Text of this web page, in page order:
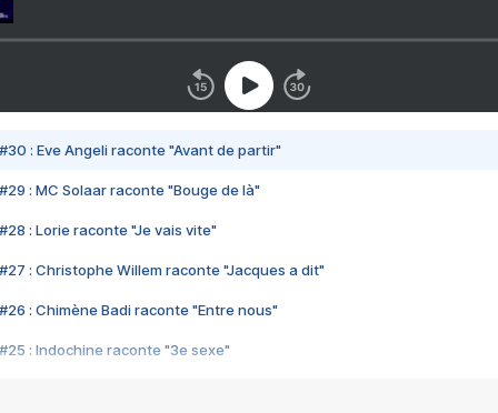
#30 : Eve Angeli raconte "Avant de partir"
#29 : MC Solaar raconte "Bouge de là"
#28 : Lorie raconte "Je vais vite"
#27 : Christophe Willem raconte "Jacques a dit"
#26 : Chimène Badi raconte "Entre nous"
#25 : Indochine raconte "3e sexe"